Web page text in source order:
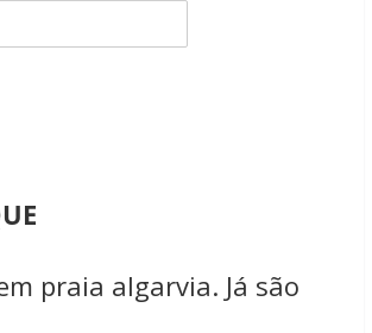
praia algarvia. Já são